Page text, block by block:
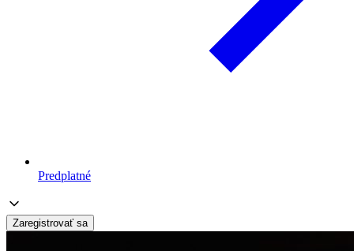
Predplatné
Zaregistrovať sa